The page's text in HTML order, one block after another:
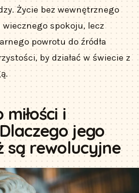
Życie bez wewnętrznego
spokoju, lecz
powrotu do źródła
by działać w świecie z
i
jego
są rewolucyjne